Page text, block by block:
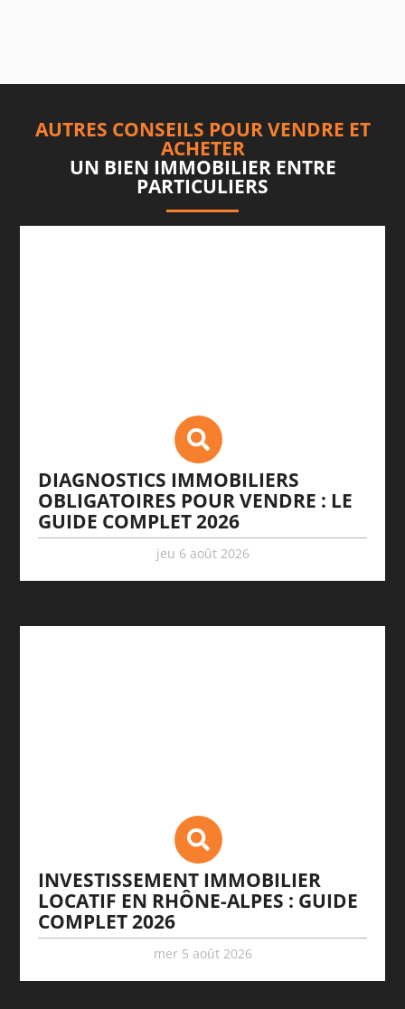
AUTRES CONSEILS POUR VENDRE ET
ACHETER
UN BIEN IMMOBILIER ENTRE
PARTICULIERS
DIAGNOSTICS IMMOBILIERS
OBLIGATOIRES POUR VENDRE : LE
GUIDE COMPLET 2026
jeu 6 août 2026
INVESTISSEMENT IMMOBILIER
LOCATIF EN RHÔNE-ALPES : GUIDE
COMPLET 2026
mer 5 août 2026